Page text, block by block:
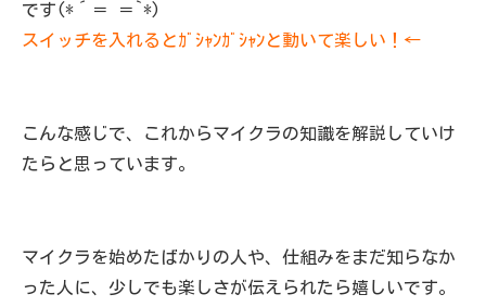
です(*´＝ ＝`*)
スイッチを入れるとｶﾞｼｬﾝｶﾞｼｬﾝと動いて楽しい！←
こんな感じで、これからマイクラの知識を解説していけ
たらと思っています。
マイクラを始めたばかりの人や、仕組みをまだ知らなか
った人に、少しでも楽しさが伝えられたら嬉しいです。